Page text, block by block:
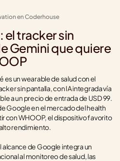
en Coderhouse
el tracker sin
Gemini que quiere
un wearable de salud con el
sin pantalla, con IA integrada vía
a un precio de entrada de USD 99.
Google en el mercado del health
con WHOOP, el dispositivo favorito
rendimiento.
de Google integra un
al monitoreo de salud, las